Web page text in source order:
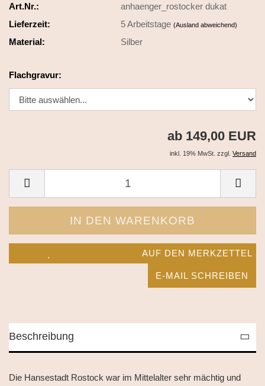
Art.Nr.:
anhaenger_rostocker dukat
Lieferzeit:
5 Arbeitstage(Ausland abweichend)
Material: Silber
Flachgravur:
ab 149,00 EUR
inkl. 19% MwSt. zzgl. Versand
AUF DEN MERKZETTEL
E-MAIL SCHREIBEN
Beschreibung
Die Hansestadt Rostock war im Mittelalter sehr mächtig und